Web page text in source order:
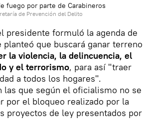
fuego por parte de Carabineros
de Prevención del Delito
presidente formuló la agenda de
planteó que buscará ganar terreno
la violencia, la delincuencia, el
y el terrorismo, para así "traer
a todos los hogares".
las que según el oficialismo no se
por el bloqueo realizado por la
proyectos de ley presentados por